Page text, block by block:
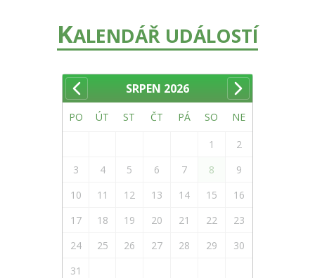
KALENDÁŘ UDÁLOSTÍ
SRPEN 2026
PO ÚT ST ČT PÁ SO NE
1
2
3
4 5 6 7 8
9
10
11 12 13 14 15
16
17
18 19 20 21 22
23
24
25 26 27 28 29
30
31